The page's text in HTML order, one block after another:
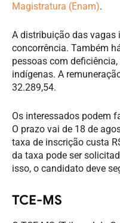
Magistratura (Enam).
A distribuição das vagas
concorrência. Também
pessoas com
indígenas. A
32.289,54.
Os interessados podem
O prazo vai de 18 de
taxa de inscrição custa
da taxa pode ser
isso, o candidato deve
TCE-MS